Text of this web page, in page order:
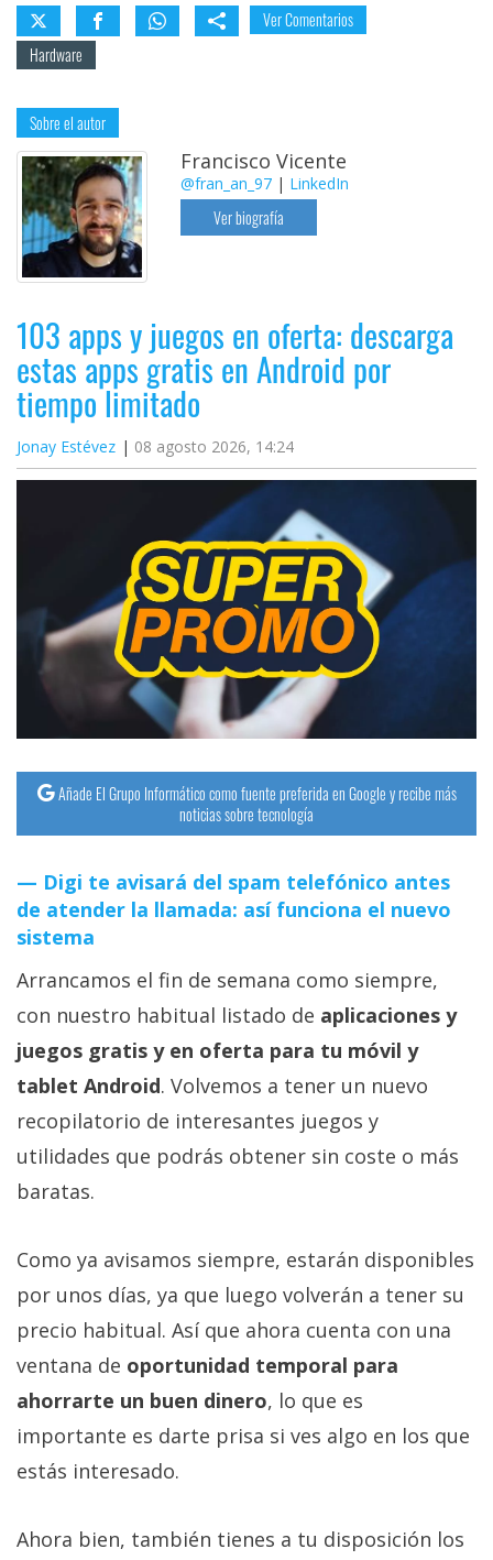
Ver Comentarios
Hardware
Sobre el autor
Francisco Vicente
@fran_an_97 | LinkedIn
Ver biografía
103 apps y juegos en oferta: descarga
estas apps gratis en Android por
tiempo limitado
Jonay Estévez 08 agosto 2026, 14:24
Añade El Grupo Informático como fuente preferida en Google y recibe más
noticias sobre tecnología
Digi te avisará del spam telefónico antes
de atender la llamada: así funciona el nuevo
sistema
Arrancamos el fin de semana como siempre,
con nuestro habitual listado de aplicaciones y
juegos gratis y en oferta para tu móvil y
tablet Android. Volvemos a tener un nuevo
recopilatorio de interesantes juegos y
utilidades que podrás obtener sin coste o más
baratas.
Como ya avisamos siempre, estarán disponibles
por unos días, ya que luego volverán a tener su
precio habitual. Así que ahora cuenta con una
ventana de oportunidad temporal para
ahorrarte un buen dinero, lo que es
importante es darte prisa si ves algo en los que
estás interesado.
Ahora bien, también tienes a tu disposición los